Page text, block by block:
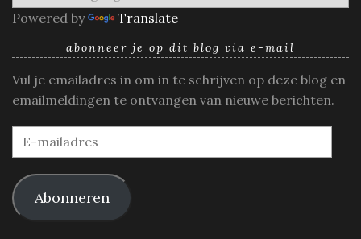
Powered by Translate
abonneer je op dit blog via e-mail
Vul je emailadres in om in te schrijven op deze blog en
emailmeldingen te ontvangen van nieuwe berichten.
E-
mailadres
Abonneren